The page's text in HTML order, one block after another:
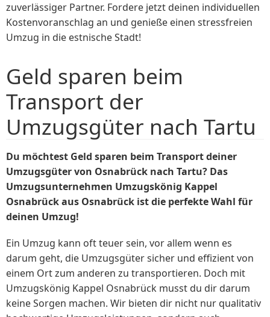
zuverlässiger Partner. Fordere jetzt deinen individuellen
Kostenvoranschlag an und genieße einen stressfreien
Umzug in die estnische Stadt!
Geld sparen beim
Transport der
Umzugsgüter nach Tartu
Du möchtest Geld sparen beim Transport deiner
Umzugsgüter von Osnabrück nach Tartu? Das
Umzugsunternehmen Umzugskönig Kappel
Osnabrück aus Osnabrück ist die perfekte Wahl für
deinen Umzug!
Ein Umzug kann oft teuer sein, vor allem wenn es
darum geht, die Umzugsgüter sicher und effizient von
einem Ort zum anderen zu transportieren. Doch mit
Umzugskönig Kappel Osnabrück musst du dir darum
keine Sorgen machen. Wir bieten dir nicht nur qualitativ